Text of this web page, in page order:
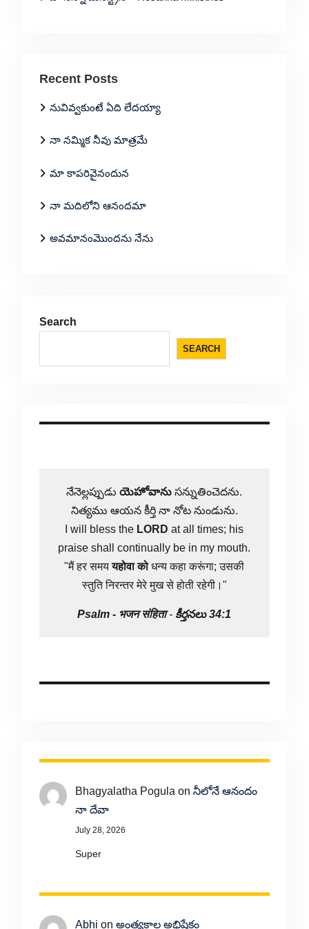
Recent Posts
నువివ్వకుంటే ఏది లేదయ్యా
నా నమ్మిక నీవు మాత్రమే
మా కాపరివైనందున
నా మదిలోని ఆనందమా
అవమానంమొందను నేను
Search
SEARCH
నేనెల్లప్పుడుయెహోవాను సన్నుతించెదను.
నిత్యము ఆయన కీర్తి నా నోట నుండును.
I will bless the LORD at all times; his
praise shall continually be in my mouth.
"मैं हर समययहोवा कोधन्य कहा करूंगा; उसकी
स्तुति निरन्तर मेरे मुख से होती रहेगी।"
Psalm - भजन संहिता- కీర్తనలు 34:1
Bhagyalatha Pogula on నీలోనే ఆనందం
నా దేవా
July 28, 2026
Super
Abhi on అంత్యకాల అభిషేకం